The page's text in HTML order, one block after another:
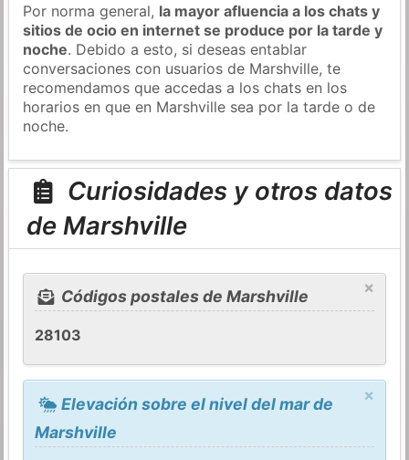
Por norma general, la mayor afluencia a los chats y
sitios de ocio en internet se produce por la tarde y
noche. Debido a esto, si deseas entablar
conversaciones con usuarios de Marshville, te
recomendamos que accedas a los chats en los
horarios en que en Marshville sea por la tarde o de
noche.
Curiosidades y otros datos
de Marshville
×
Códigos postales de Marshville
28103
×
Elevación sobre el nivel del mar de
Marshville